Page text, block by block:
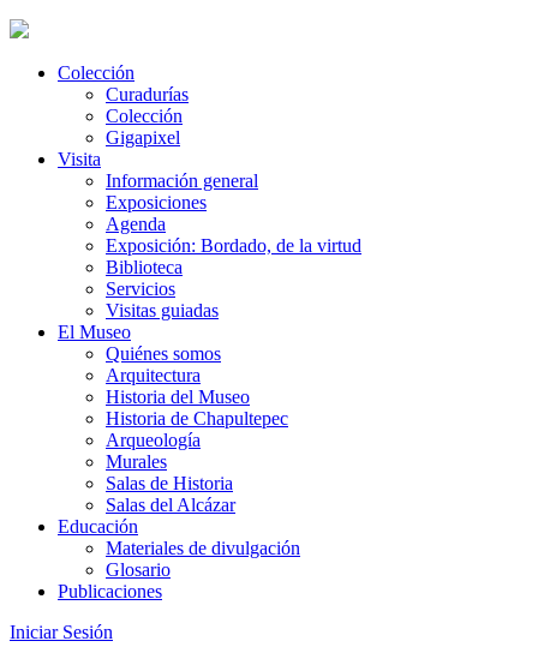
Colección
Curadurías
Colección
Gigapixel
Visita
Información general
Exposiciones
Agenda
Exposición: Bordado, de la virtud
Biblioteca
Servicios
Visitas guiadas
El Museo
Quiénes somos
Arquitectura
Historia del Museo
Historia de Chapultepec
Arqueología
Murales
Salas de Historia
Salas del Alcázar
Educación
Materiales de divulgación
Glosario
Publicaciones
Iniciar Sesión